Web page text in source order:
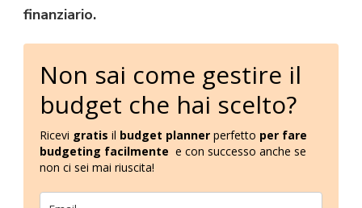
finanziario.
Non sai come gestire il
budget che hai scelto?
Ricevi gratis il budget planner perfetto per fare
budgeting facilmente e con successo anche se
non ci sei mai riuscita!